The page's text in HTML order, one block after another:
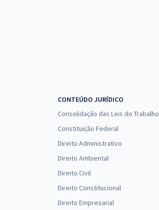
CONTEÚDO JURÍDICO
Consolidação das Leis do Trabalho
Constituição Federal
Direito Administrativo
Direito Ambiental
Direito Civil
Direito Constitucional
Direito Empresarial